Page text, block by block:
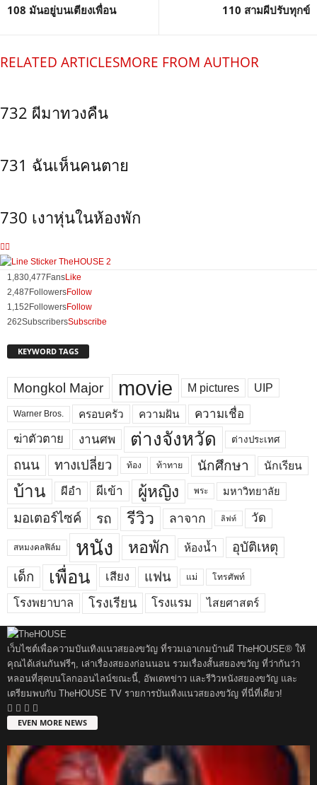
108 มันอยู่บนเตียงเพื่อน 110 สามผีปรับทุกข์
RELATED ARTICLESMORE FROM AUTHOR
732 ผีมาทวงคืน
731 ฉันเห็นคนตาย
730 เงาหุ่นในห้องพัก
1,830,477 FansLike
2,487 FollowersFollow
1,152 FollowersFollow
262SubscribersSubscribe
KEYWORD TAGS
Mongkol Major movie M pictures UIP
Warner Bros. ครอบครัว ความฝัน
ความเชื่อ
ฆ่าตัวตาย
งานศพ ต่างจังหวัด ต่างประเทศ
ถนน ทางเปลี่ยว ท้อง ท้าทาย นักศึกษา นักเรียน
บ้าน ผีอำ ผีเข้า ผู้หญิง พระ มหาวิทยาลัย
มอเตอร์ไซค์ รถ รีวิว ลาจาก ลิฟท์ วัด
สหมงคลฟิล์ม หนัง หอพัก ห้องน้ำ
อุบัติเหตุ
เด็ก
เพื่อน เสียง แฟน แม่ โทรศัพท์
โรงพยาบาล โรงเรียน โรงแรม ไสยศาสตร์
เว็บไซต์เพื่อความบันเทิงแนวสยองขวัญ ที่รวมเอาเกมบ้านผี TheHOUSE® ให้
คุณได้เล่นกันฟรีๆ, เล่าเรื่องสยองก่อนนอน รวมเรื่องสั้นสยองขวัญ ที่ว่ากันว่า
หลอนที่สุดบนโลกออนไลน์ขณะนี้, อัพเดทข่าว และรีวิวหนังสยองขวัญ และ
เตรียมพบกับ TheHOUSE TV รายการบันเทิงแนวสยองขวัญ ที่นี่ที่เดียว!
EVEN MORE NEWS